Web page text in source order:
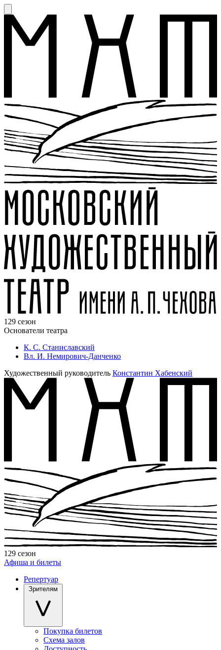
129 сезон
Основатели театра
К. С. Станиславский
Вл. И. Немирович-Данченко
Художественный руководитель Константин Хабенский
129 сезон
Афиша и билеты
Репертуар
Зрителям
Покупка билетов
Схема залов